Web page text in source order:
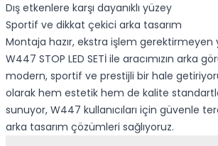
Dış etkenlere karşı dayanıklı yüzey
Sportif ve dikkat çekici arka tasarım
Montaja hazır, ekstra işlem gerektirmeyen
W447 STOP LED SETİ ile aracımızın arka
modern, sportif ve prestijli bir hale
olarak hem estetik hem de kalite
sunuyor, W447 kullanıcıları için güvenle
arka tasarım çözümleri sağlıyoruz.